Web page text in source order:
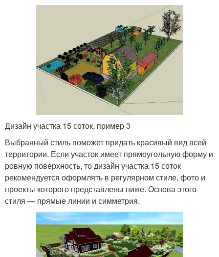
Дизайн участка 15 соток, пример 3
Выбранный стиль поможет придать красивый вид всей
территории. Если участок имеет прямоугольную форму и
ровную поверхность, то дизайн участка 15 соток
рекомендуется оформлять в регулярном стиле, фото и
проекты которого представлены ниже. Основа этого
стиля — прямые линии и симметрия.